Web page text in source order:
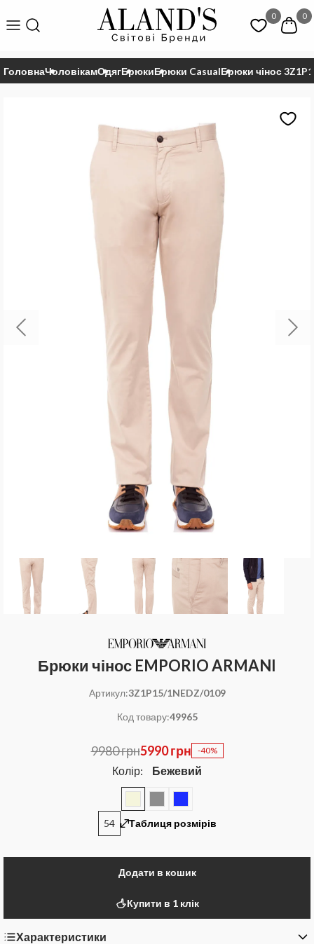
0 0
ГоловнаЧоловікамОдягБрюкиБрюки CasualБрюки чінос
Брюки чінос EMPORIO ARMANI
Артикул:3Z1P15/1NEDZ/0109
Код товару:49965
9980 грн5990 грн -40%
Колір: Бежевий
54 Таблиця розмірів
Додати в кошик
Купити в 1 клік
Характеристики